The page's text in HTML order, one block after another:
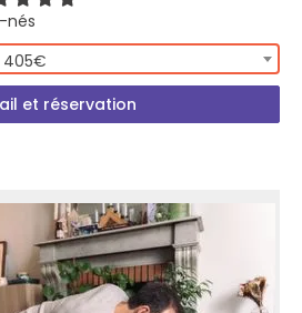
nés
et réservation